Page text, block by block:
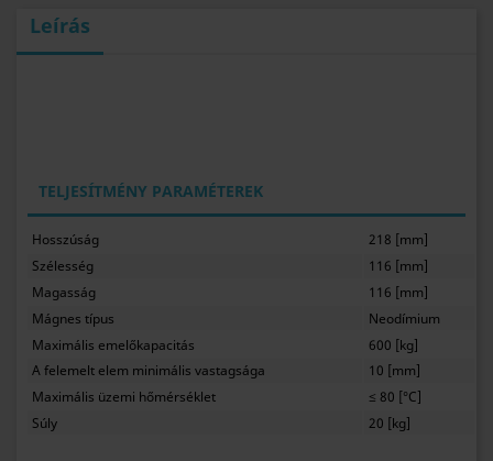
Leírás
TELJESÍTMÉNY PARAMÉTEREK
Hosszúság
218 [mm]
Szélesség
116 [mm]
Magasság
116 [mm]
Mágnes típus
Neodímium
Maximális emelőkapacitás
600 [kg]
A felemelt elem minimális vastagsága
10 [mm]
Maximális üzemi hőmérséklet
≤ 80 [°C]
Súly
20 [kg]